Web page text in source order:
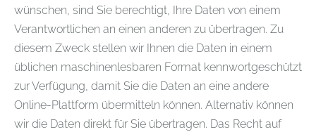
wünschen, sind Sie berechtigt, Ihre Daten von einem
Verantwortlichen an einen anderen zu übertragen. Zu
diesem Zweck stellen wir Ihnen die Daten in einem
üblichen maschinenlesbaren Format kennwortgeschützt
zur Verfügung, damit Sie die Daten an eine andere
Online-Plattform übermitteln können. Alternativ können
wir die Daten direkt für Sie übertragen. Das Recht auf